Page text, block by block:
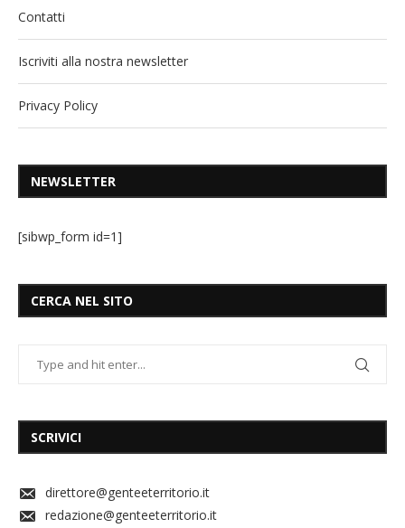
Contatti
Iscriviti alla nostra newsletter
Privacy Policy
NEWSLETTER
[sibwp_form id=1]
CERCA NEL SITO
SCRIVICI
direttore@genteeterritorio.it
redazione@genteeterritorio.it